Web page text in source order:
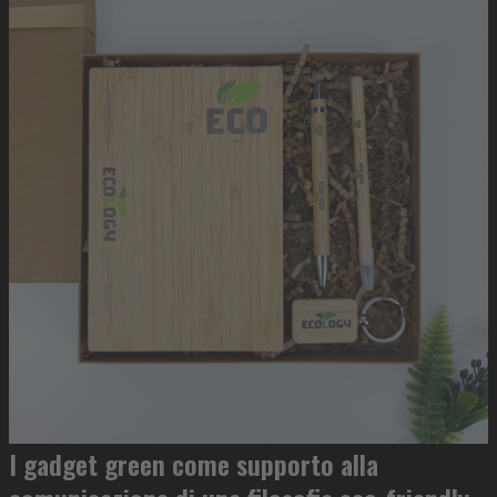
I gadget green come supporto alla